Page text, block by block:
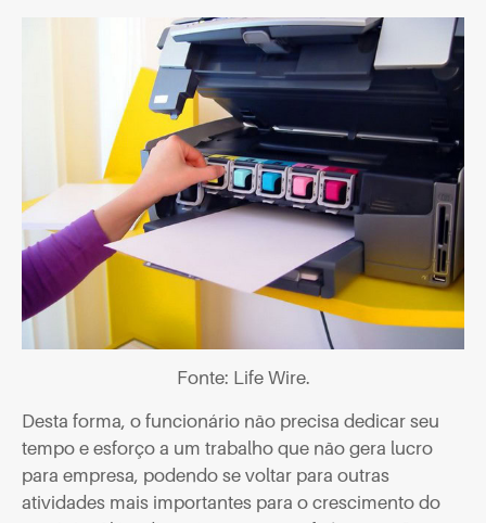
Fonte: Life Wire.
Desta forma, o funcionário não precisa dedicar seu
tempo e esforço a um trabalho que não gera lucro
para empresa, podendo se voltar para outras
atividades mais importantes para o crescimento do